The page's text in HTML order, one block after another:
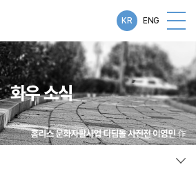
KR ENG
화우 소식